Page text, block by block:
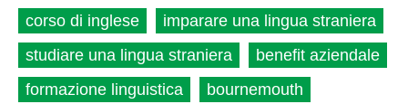
corso di inglese
imparare una lingua straniera
studiare una lingua straniera
benefit aziendale
formazione linguistica
bournemouth